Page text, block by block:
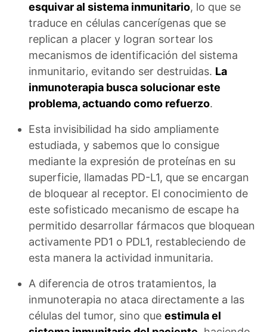
esquivar al sistema inmunitario, lo que se
traduce en células cancerígenas que se
replican a placer y logran sortear los
mecanismos de identificación del sistema
inmunitario, evitando ser destruidas. La
inmunoterapia busca solucionar este
problema, actuando como refuerzo.
Esta invisibilidad ha sido ampliamente
estudiada, y sabemos que lo consigue
mediante la expresión de proteínas en su
superficie, llamadas PD-L1, que se encargan
de bloquear al receptor. El conocimiento de
este sofisticado mecanismo de escape ha
permitido desarrollar fármacos que bloquean
activamente PD1 o PDL1, restableciendo de
esta manera la actividad inmunitaria.
A diferencia de otros tratamientos, la
inmunoterapia no ataca directamente a las
células del tumor, sino que estimula el